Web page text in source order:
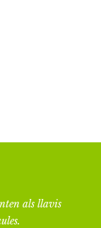
als llavis